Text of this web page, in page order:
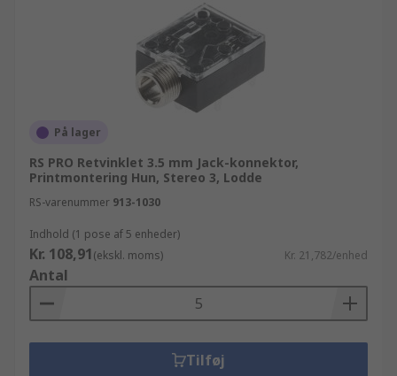
På lager
RS PRO Retvinklet 3.5 mm Jack-konnektor,
Printmontering Hun, Stereo 3, Lodde
RS-varenummer 913-1030
Indhold (1 pose af 5 enheder)
Kr. 108,91(ekskl. moms) Kr. 21,782/enhed
Antal
Tilføj